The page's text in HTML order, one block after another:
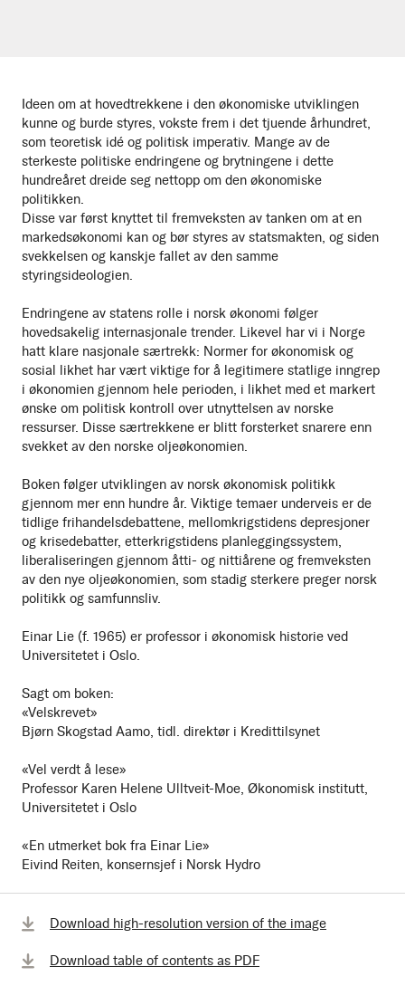
Ideen om at hovedtrekkene i den økonomiske utviklingen
kunne og burde styres, vokste frem i det tjuende århundret,
som teoretisk idé og politisk imperativ. Mange av de
sterkeste politiske endringene og brytningene i dette
hundreåret dreide seg nettopp om den økonomiske
politikken.
Disse var først knyttet til fremveksten av tanken om at en
markedsøkonomi kan og bør styres av statsmakten, og siden
svekkelsen og kanskje fallet av den samme
styringsideologien.
Endringene av statens rolle i norsk økonomi følger
hovedsakelig internasjonale trender. Likevel har vi i Norge
hatt klare nasjonale særtrekk: Normer for økonomisk og
sosial likhet har vært viktige for å legitimere statlige inngrep
i økonomien gjennom hele perioden, i likhet med et markert
ønske om politisk kontroll over utnyttelsen av norske
ressurser. Disse særtrekkene er blitt forsterket snarere enn
svekket av den norske oljeøkonomien.
Boken følger utviklingen av norsk økonomisk politikk
gjennom mer enn hundre år. Viktige temaer underveis er de
tidlige frihandelsdebattene, mellomkrigstidens depresjoner
og krisedebatter, etterkrigstidens planleggingssystem,
liberaliseringen gjennom åtti- og nittiårene og fremveksten
av den nye oljeøkonomien, som stadig sterkere preger norsk
politikk og samfunnsliv.
Einar Lie (f. 1965) er professor i økonomisk historie ved
Universitetet i Oslo.
Sagt om boken:
«Velskrevet»
Bjørn Skogstad Aamo, tidl. direktør i Kredittilsynet
«Vel verdt å lese»
Professor Karen Helene Ulltveit-Moe, Økonomisk institutt,
Universitetet i Oslo
«En utmerket bok fra Einar Lie»
Eivind Reiten, konsernsjef i Norsk Hydro
Download high-resolution version of the image
Download table of contents as PDF